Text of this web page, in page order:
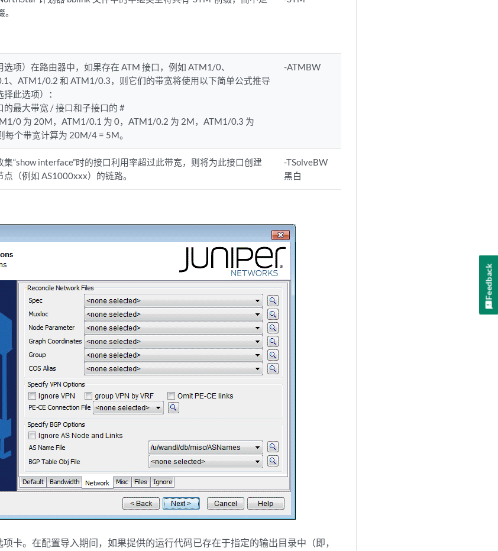
选项）在路由器中，如果存在 ATM 接口，例如 ATM1/0、
、ATM1/0.2 和 ATM1/0.3，则它们的带宽将使用以下简单公式推导
择此选项）：
的最大带宽 / 接口和子接口的 #
0 为 20M，ATM1/0.1 为 0，ATM1/0.2 为 2M，ATM1/0.3 为
每个带宽计算为 20M/4 = 5M。
-ATMBW
集“show interface”时的接口利用率超过此带宽，则将为此接口创建
点（例如 AS1000xxx）的链路。
-TSolveBW
黑白
项卡。在配置导入期间，如果提供的运行代码已存在于指定的输出目录中（即，
Feedback